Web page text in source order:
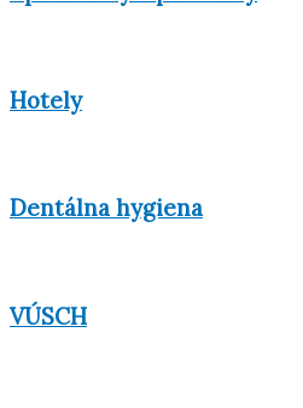
Hotely
Dentálna hygiena
VÚSCH